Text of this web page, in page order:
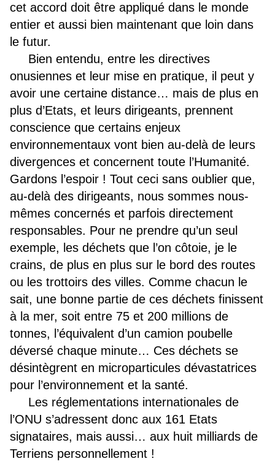
cet accord doit être appliqué dans le monde
entier et aussi bien maintenant que loin dans
le futur.
Bien entendu, entre les directives
onusiennes et leur mise en pratique, il peut y
avoir une certaine distance… mais de plus en
plus d’Etats, et leurs dirigeants, prennent
conscience que certains enjeux
environnementaux vont bien au-delà de leurs
divergences et concernent toute l’Humanité.
Gardons l’espoir ! Tout ceci sans oublier que,
au-delà des dirigeants, nous sommes nous-
mêmes concernés et parfois directement
responsables. Pour ne prendre qu’un seul
exemple, les déchets que l’on côtoie, je le
crains, de plus en plus sur le bord des routes
ou les trottoirs des villes. Comme chacun le
sait, une bonne partie de ces déchets finissent
à la mer, soit entre 75 et 200 millions de
tonnes, l’équivalent d’un camion poubelle
déversé chaque minute… Ces déchets se
désintègrent en microparticules dévastatrices
pour l’environnement et la santé.
Les réglementations internationales de
l’ONU s’adressent donc aux 161 Etats
signataires, mais aussi… aux huit milliards de
Terriens personnellement !